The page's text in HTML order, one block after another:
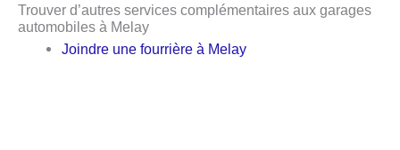
Trouver d’autres services complémentaires aux garages
automobiles à Melay
Joindre une fourrière à Melay